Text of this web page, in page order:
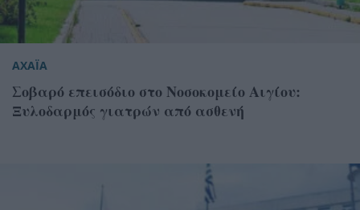
ΑΧΑΪΑ
Σοβαρό επεισόδιο στο Νοσοκομείο Αιγίου:
Ξυλοδαρμός γιατρών από ασθενή